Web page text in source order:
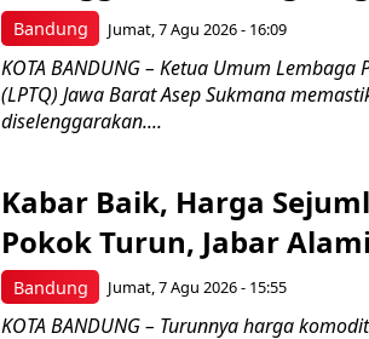
Bandung Jumat, 7 Agu 2026 - 16:09
KOTA BANDUNG – Ketua Umum
(LPTQ) Jawa Barat Asep Sukmana
diselenggarakan....
Bandung
Kabar Baik, Harga
Pokok Turun, Jabar
Jumat, 7 Agu 2026 - 15:55
KOTA BANDUNG – Turunnya harga